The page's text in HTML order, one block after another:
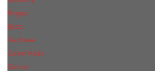
Bvlgari
Boss
Cacharel
Calvin Klein
Cerruti